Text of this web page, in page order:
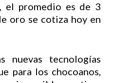
el promedio es de 3
oro se cotiza hoy en
nuevas tecnologías
para los chocoanos,